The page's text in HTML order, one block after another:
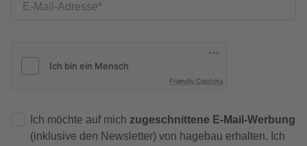
E-Mail-Adresse
Friendly Captcha
Ich möchte auf mich zugeschnittene E-Mail-Werbung
(inklusive den Newsletter) von hagebau erhalten. Ich